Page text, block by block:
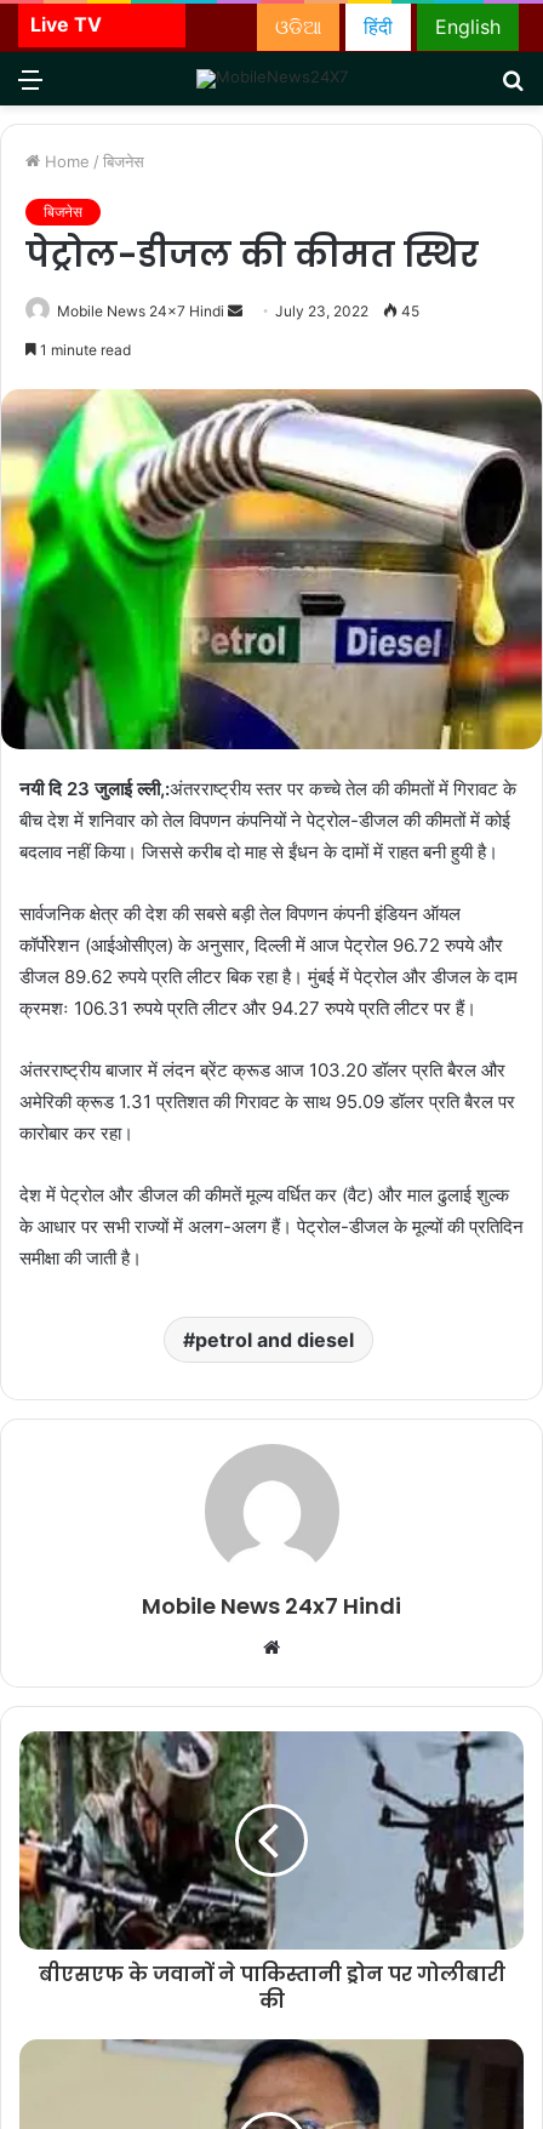
Live TV English
हिंदी
ଓଡିଆ
Menu
Home / बिजनेस
बिजनेस
पेट्रोल-डीजल की कीमत स्थिर
Mobile News 24x7 Hindi
SendJuly 23, 2022 45
1 minute read
नयी दि 23 जुलाई ल्ली,:अंतरराष्ट्रीय स्तर पर कच्चे तेल की कीमतों में गिरावट के
बीच देश में शनिवार को तेल विपणन कंपनियों ने पेट्रोल-डीजल की कीमतों में कोई
बदलाव नहीं किया। जिससे करीब दो माह से ईंधन के दामों में राहत बनी हुयी है।
सार्वजनिक क्षेत्र की देश की सबसे बड़ी तेल विपणन कंपनी इंडियन ऑयल
कॉर्पोरेशन (आईओसीएल) के अनुसार, दिल्ली में आज पेट्रोल 96.72 रुपये और
डीजल 89.62 रुपये प्रति लीटर बिक रहा है। मुंबई में पेट्रोल और डीजल के दाम
क्रमशः 106.31 रुपये प्रति लीटर और 94.27 रुपये प्रति लीटर पर हैं।
अंतरराष्ट्रीय बाजार में लंदन ब्रेंट क्रूड आज 103.20 डॉलर प्रति बैरल और
अमेरिकी क्रूड 1.31 प्रतिशत की गिरावट के साथ 95.09 डॉलर प्रति बैरल पर
कारोबार कर रहा।
देश में पेट्रोल और डीजल की कीमतें मूल्य वर्धित कर (वैट) और माल ढुलाई शुल्क
के आधार पर सभी राज्यों में अलग-अलग हैं। पेट्रोल-डीजल के मूल्यों की प्रतिदिन
समीक्षा की जाती है।
petrol and diesel
Mobile News 24x7 Hindi
Website
बीएसएफ के जवानों ने पाकिस्तानी ड्रोन पर गोलीबारी
की